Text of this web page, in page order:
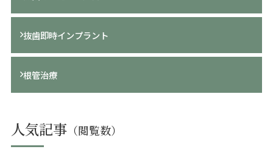
抜歯即時インプラント
根管治療
人気記事